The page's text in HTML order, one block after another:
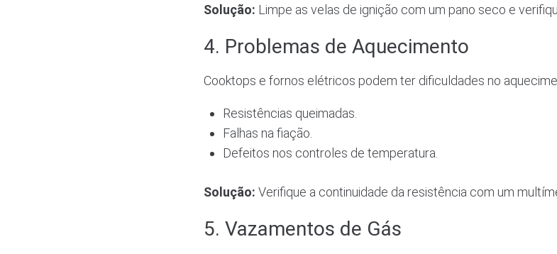
Solução: Limpe as velas de ignição com um pano seco e
4. Problemas de Aquecimento
Cooktops e fornos elétricos podem ter dificuldades no
Resistências queimadas.
Falhas na fiação.
Defeitos nos controles de temperatura.
Solução: Verifique a continuidade da resistência com um
5. Vazamentos de Gás